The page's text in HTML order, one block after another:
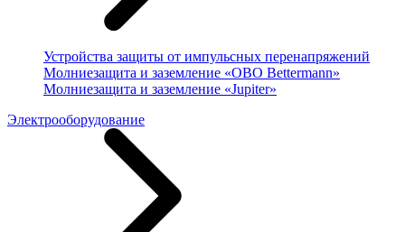
Устройства защиты от импульсных перенапряжений
Молниезащита и заземление «OBO Bettermann»
Молниезащита и заземление «Jupiter»
Электрооборудование